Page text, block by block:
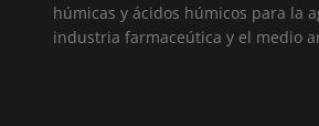
húmicas y ácidos húmicos para la
industria farmaceútica y el medio